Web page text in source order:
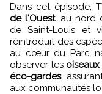
Dans cet épisode,
de l'Ouest, au nord
de Saint-Louis et
réintroduit des
au cœur du Parc
observer les
éco-gardes,
aux communautés